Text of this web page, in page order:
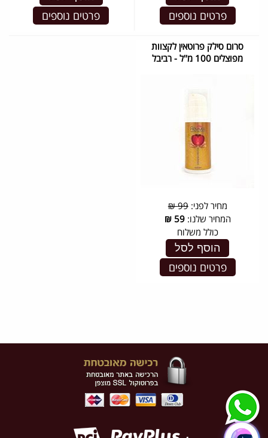
פרטים נוספים פרטים נוספים
סרום סילק פרוטאין לקצוות
מפוצלים 100 מ''ל - רביבל
מחיר לפני:99 ₪
המחיר שלנו:59
₪
כולל משלוח
הוסף לסל
פרטים נוספים